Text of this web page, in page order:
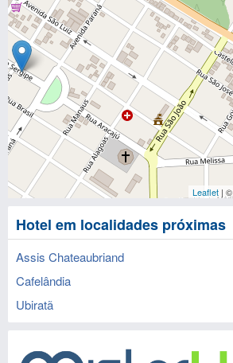
Leaflet | ©
Hotel em localidades próximas
Assis Chateaubriand
Cafelândia
Ubiratã